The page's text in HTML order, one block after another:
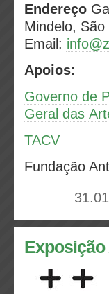
Endereço
Mindelo, São
Email:
Apoios:
Governo de
Geral das
TACV
Fundação
Exposição